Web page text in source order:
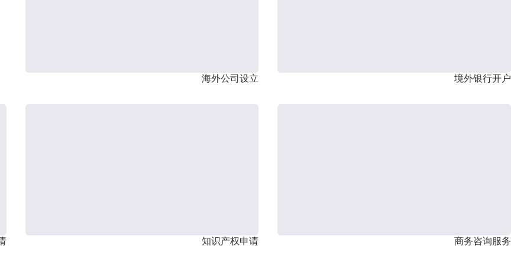
海外公司设立 境外银行开户
知识产权申请 商务咨询服务